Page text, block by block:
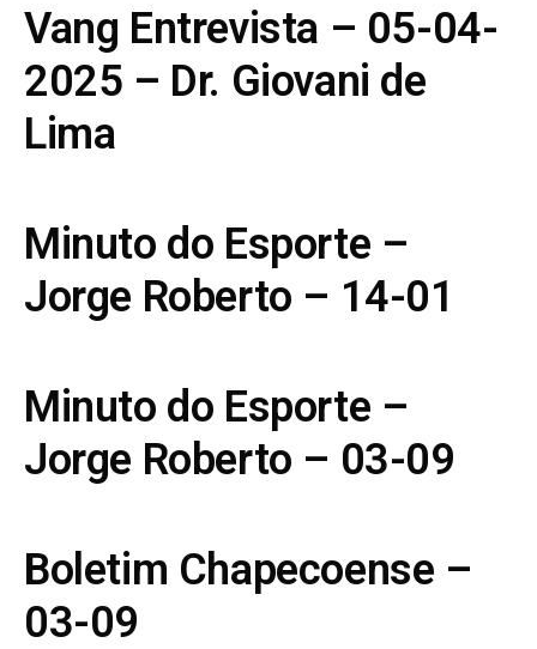
Vang Entrevista – 05-04-
2025 – Dr. Giovani de
Lima
Minuto do Esporte –
Jorge Roberto – 14-01
Minuto do Esporte –
Jorge Roberto – 03-09
Boletim Chapecoense –
03-09